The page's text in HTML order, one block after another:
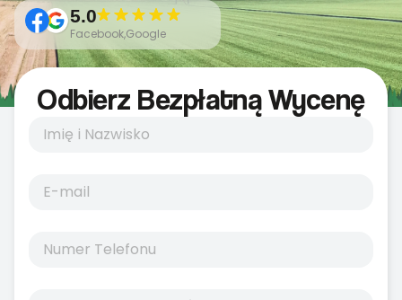
5.0
Facebook,Google
Odbierz Bezpłatną Wycenę